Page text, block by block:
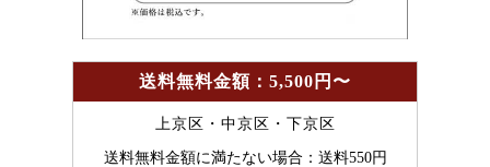
送料無料金額：5,500円〜
上京区・中京区・下京区
送料無料金額に満たない場合：送料550円